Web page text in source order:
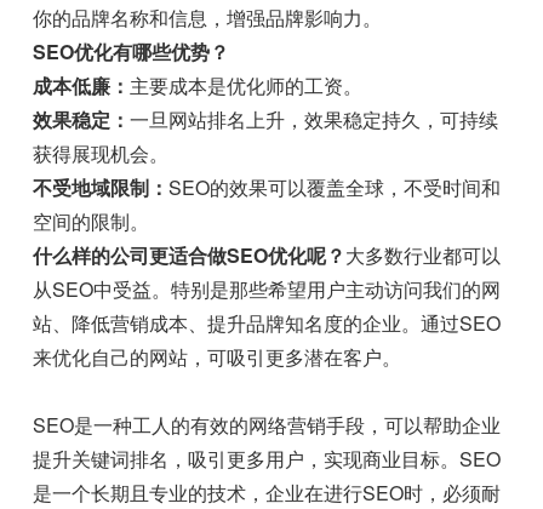
你的品牌名称和信息，增强品牌影响力。
SEO优化有哪些优势？
成本低廉： 主要成本是优化师的工资。
效果稳定：一旦网站排名上升，效果稳定持久，可持续
获得展现机会。
不受地域限制：SEO的效果可以覆盖全球，不受时间和
空间的限制。
什么样的公司更适合做SEO优化呢？大多数行业都可以
从SEO中受益。特别是那些希望用户主动访问我们的网
站、降低营销成本、提升品牌知名度的企业。通过SEO
来优化自己的网站，可吸引更多潜在客户。
SEO是一种工人的有效的网络营销手段，可以帮助企业
提升关键词排名，吸引更多用户，实现商业目标。SEO
是一个长期且专业的技术，企业在进行SEO时，必须耐